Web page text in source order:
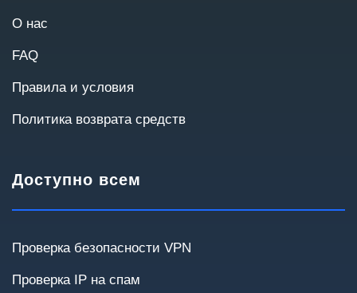
помогут подобрать оптимальную архитектуру.
О нас
FAQ
Правила и условия
Политика возврата средств
Доступно всем
Проверка безопасности VPN
Проверка IP на спам